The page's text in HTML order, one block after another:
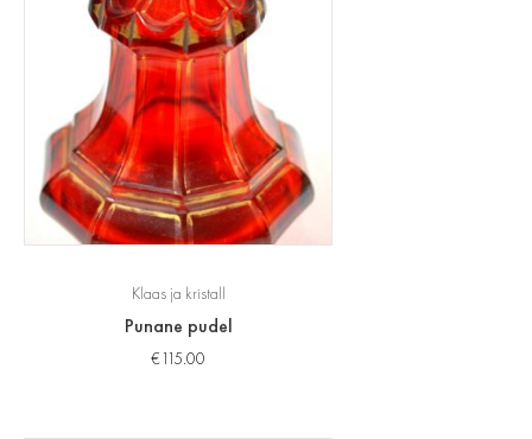
Klaas ja kristall
Punane pudel
€115.00